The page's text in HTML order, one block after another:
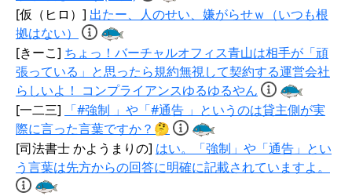
[仮（ヒロ）] 出たー、人のせい、嫌がらせｗ（いつも根
拠はない）
[きーこ] ちょっ！バーチャルオフィス青山は相手が「頑
張っている」と思ったら規約無視して契約する運営会社
らしいよ！ コンプライアンスゆるゆるやん
[一二三]
「#強制 」や「#通告 」というのは貸主側が実
際に言った言葉ですか？🤔
[司法書士 かようまりの] はい。「強制」や「通告」とい
う言葉は先方からの回答に明確に記載されていますよ。